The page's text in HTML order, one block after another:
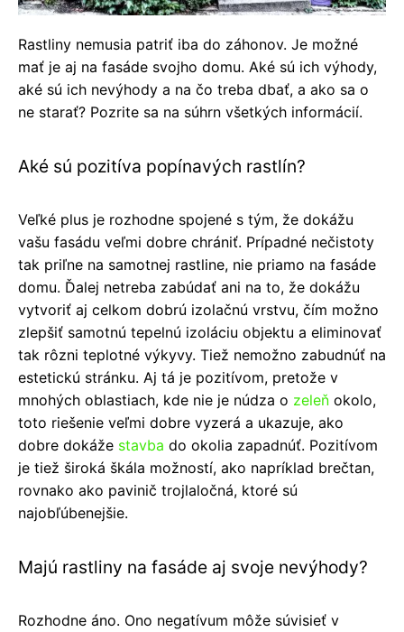
Rastliny nemusia patriť iba do záhonov. Je možné
mať je aj na fasáde svojho domu. Aké sú ich výhody,
aké sú ich nevýhody a na čo treba dbať, a ako sa o
ne starať? Pozrite sa na súhrn všetkých informácií.
Aké sú pozitíva popínavých rastlín?
Veľké plus je rozhodne spojené s tým, že dokážu
vašu fasádu veľmi dobre chrániť. Prípadné nečistoty
tak priľne na samotnej rastline, nie priamo na fasáde
domu. Ďalej netreba zabúdať ani na to, že dokážu
vytvoriť aj celkom dobrú izolačnú vrstvu, čím možno
zlepšiť samotnú tepelnú izoláciu objektu a eliminovať
tak rôzni teplotné výkyvy. Tiež nemožno zabudnúť na
estetickú stránku. Aj tá je pozitívom, pretože v
mnohých oblastiach, kde nie je núdza o zeleň okolo,
toto riešenie veľmi dobre vyzerá a ukazuje, ako
dobre dokáže stavba do okolia zapadnúť. Pozitívom
je tiež široká škála možností, ako napríklad brečtan,
rovnako ako pavinič trojlaločná, ktoré sú
najobľúbenejšie.
Majú rastliny na fasáde aj svoje nevýhody?
Rozhodne áno. Ono negatívum môže súvisieť v